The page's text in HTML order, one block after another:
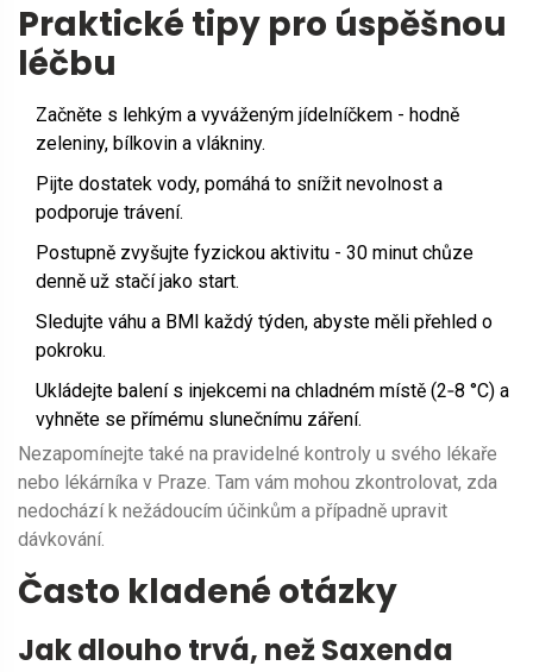
Praktické tipy pro úspěšnou
léčbu
Začněte s lehkým a vyváženým jídelníčkem - hodně
zeleniny, bílkovin a vlákniny.
Pijte dostatek vody, pomáhá to snížit nevolnost a
podporuje trávení.
Postupně zvyšujte fyzickou aktivitu - 30 minut chůze
denně už stačí jako start.
Sledujte váhu a BMI každý týden, abyste měli přehled o
pokroku.
Ukládejte balení s injekcemi na chladném místě (2‑8 °C) a
vyhněte se přímému slunečnímu záření.
Nezapomínejte také na pravidelné kontroly u svého lékaře
nebo lékárníka v Praze. Tam vám mohou zkontrolovat, zda
nedochází k nežádoucím účinkům a případně upravit
dávkování.
Často kladené otázky
Jak dlouho trvá, než Saxenda